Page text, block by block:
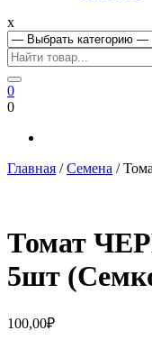
x
0
0
Главная /Семена /
Томат
5шт
100,00₽